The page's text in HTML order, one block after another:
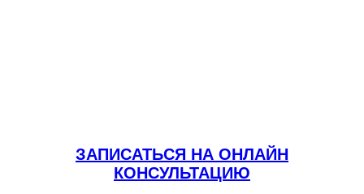
ЗАПИСАТЬСЯ НА ОНЛАЙН
КОНСУЛЬТАЦИЮ